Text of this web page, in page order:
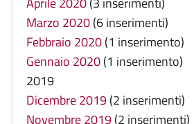
Marzo 2020(6 inserimenti)
Febbraio 2020(1 inserimento)
Gennaio 2020(1 inserimento)
2019
Dicembre 2019(2 inserimenti)
Novembre 2019(2 inserimenti)